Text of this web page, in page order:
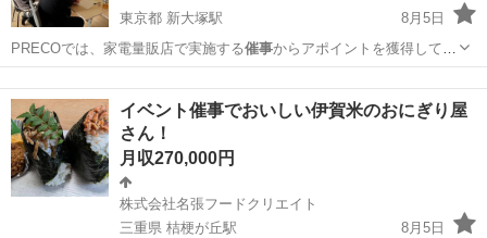
東京都 新大塚駅
8月5日
PRECOでは、家電量販店で実施する催事からアポイントを獲得してい
ます。 …
イベント催事でおいしい伊賀米のおにぎり屋
さん！
月収270,000円
株式会社名張フードクリエイト
三重県 桔梗が丘駅
8月5日